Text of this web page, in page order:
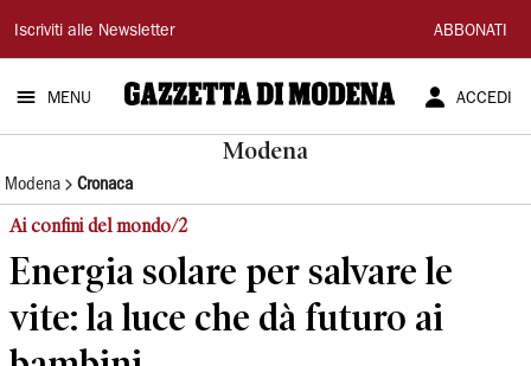
Gazzetta
di
Modena
Iscriviti alle Newsletter ABBONATI
MENU ACCEDI
Modena
Modena Cronaca
Ai confini del mondo/2
Energia solare per salvare le
vite: la luce che dà futuro ai